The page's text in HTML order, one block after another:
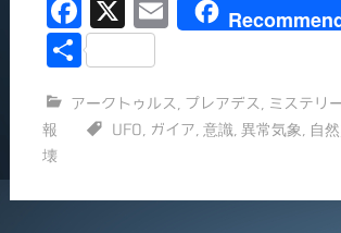
み
中…
F
a
e
X
E
l
共
アークトゥルス プレアデス ミステリ
報
UFO ガイア 意識 異常気象 自
壊